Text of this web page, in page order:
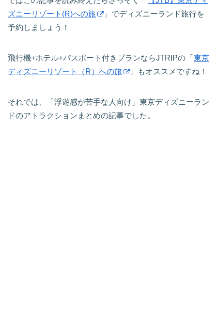
ズニーリゾート(R)への旅
」でディズニーランド旅行を
予約しましょう！
飛行機+ホテル+パスポート付きプランならJTRIPの「 東京
ディズニーリゾート（R）への旅
」もオススメですね！
それでは、「浮遊感が苦手な人向け」東京ディズニーラン
ドのアトラクションまとめの記事でした。